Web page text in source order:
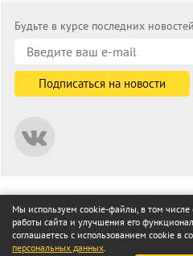
Будьте в курсе последних
© informat.ru — Интернет-магазин
2026
Все права защищены
Мы используем cookie-файлы, в том числе
работы сайта и улучшения его
соглашаетесь с использованием cookie в
персональных данных.